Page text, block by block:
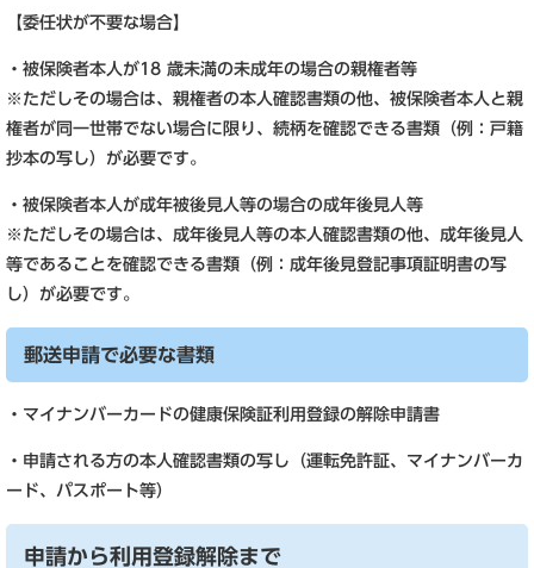
【委任状が不要な場合】
・被保険者本人が18 歳未満の未成年の場合の親権者等
※ただしその場合は、親権者の本人確認書類の他、被保険者本人と親
権者が同一世帯でない場合に限り、続柄を確認できる書類（例：戸籍
抄本の写し）が必要です。
・被保険者本人が成年被後見人等の場合の成年後見人等
※ただしその場合は、成年後見人等の本人確認書類の他、成年後見人
等であることを確認できる書類（例：成年後見登記事項証明書の写
し）が必要です。
郵送申請で必要な書類
・マイナンバーカードの健康保険証利用登録の解除申請書
・申請される方の本人確認書類の写し（運転免許証、マイナンバーカ
ード、パスポート等）
申請から利用登録解除まで